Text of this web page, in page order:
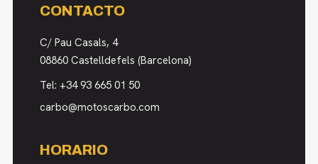
CONTACTO
C/ Pau Casals, 4
08860 Castelldefels (Barcelona)
Tel: +34 93 665 01 50
carbo@motoscarbo.com
HORARIO